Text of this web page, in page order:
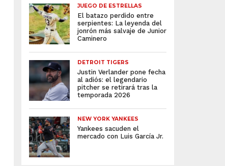
JUEGO DE ESTRELLAS
El batazo perdido entre
serpientes: La leyenda del
jonrón más salvaje de Junior
Caminero
DETROIT TIGERS
Justin Verlander pone fecha
al adiós: el legendario
pitcher se retirará tras la
temporada 2026
NEW YORK YANKEES
Yankees sacuden el
mercado con Luis García Jr.